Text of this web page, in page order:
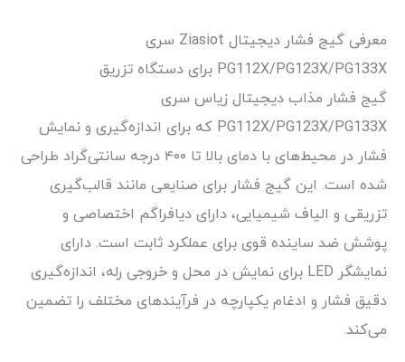
معرفی گیج فشار دیجیتال Ziasiot سری
PG112X/PG123X/PG133X برای دستگاه تزریق
گیج فشار مذاب دیجیتال زیاس سری
PG112X/PG123X/PG133X که برای اندازه‌گیری و نمایش
فشار در محیط‌های با دمای بالا تا ۴۰۰ درجه سانتی‌گراد طراحی
شده است. این گیج فشار برای صنایعی مانند قالب‌گیری
تزریقی و الیاف شیمیایی، دارای دیافراگم اختصاصی و
پوشش ضد ساینده قوی برای عملکرد ثابت است. دارای
نمایشگر LED برای نمایش در محل و خروجی رله، اندازه‌گیری
دقیق فشار و ادغام یکپارچه در فرآیندهای مختلف را تضمین
می‌کند.